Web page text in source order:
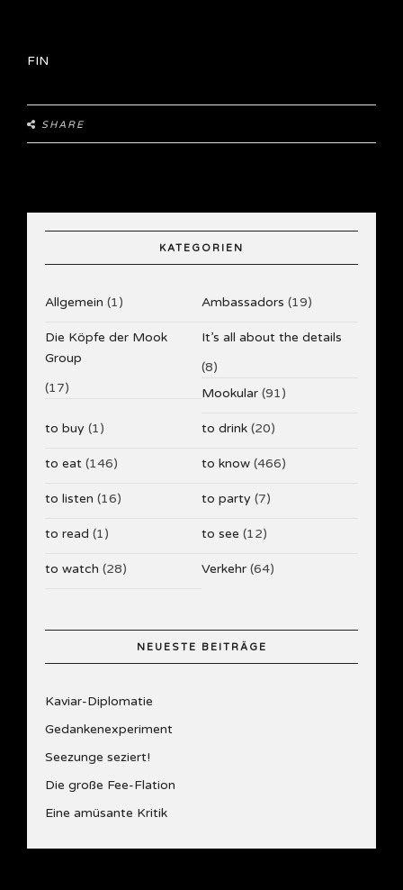
FIN
SHARE
KATEGORIEN
Allgemein (1) Ambassadors (19)
Die Köpfe der Mook
Group
(17)
It’s all about the details
(8)
Mookular (91)
to buy (1) to drink (20)
to eat (146) to know (466)
to listen (16) to party (7)
to read (1) to see (12)
to watch (28) Verkehr (64)
NEUESTE BEITRÄGE
Kaviar-Diplomatie
Gedankenexperiment
Seezunge seziert!
Die große Fee-Flation
Eine amüsante Kritik